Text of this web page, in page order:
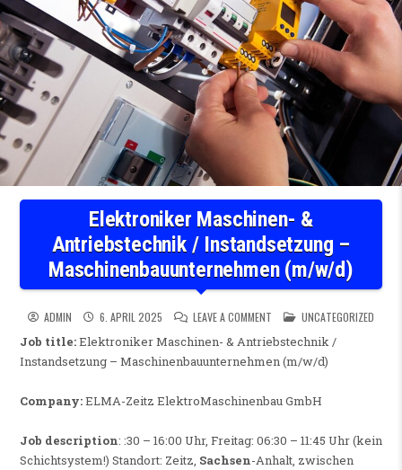
Elektroniker Maschinen- &
Antriebstechnik / Instandsetzung –
Maschinenbauunternehmen (m/w/d)
ADMIN 6. APRIL 2025 LEAVE A COMMENT ON ELEKTRONIKER
POSTED IN
UNCATEGORIZED
Job title:Elektroniker Maschinen- & Antriebstechnik /
Instandsetzung – Maschinenbauunternehmen (m/w/d)
Company:ELMA-Zeitz ElektroMaschinenbau GmbH
Job description: :30 – 16:00 Uhr, Freitag: 06:30 – 11:45 Uhr (kein
Schichtsystem!) Standort: Zeitz, Sachsen-Anhalt, zwischen